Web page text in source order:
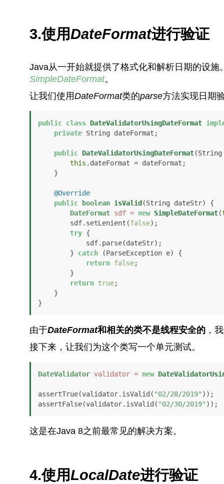
3.使用DateFormat进行验证
Java从一开始就提供了格式化和解析日期的设施
SimpleDateFormat。
让我们使用DateFormat类的parse方法实现日期
public class DateValidatorUsingDateFormat
private String dateFormat;
public DateValidatorUsingDateFormat(String
this .dateFormat = dateFormat;
@Override
public
boolean isValid (String dateStr)
{
DateFormat sdf = new SimpleDateFormat(
        sdf.setLenient(
false);
try {
        }
catch (ParseException e) {
return false;
return true;
}
由于DateFormat和相关的类不是线程安全的，
接下来，让我们为这个类写一个单元测试。
DateValidator validator = new
assertTrue(validator.isValid( "02/28/2019"
assertFalse(validator.isValid( "02/30/2019" ));
这是在Java 8之前最常见的解决方案。
4.使用LocalDate进行验证